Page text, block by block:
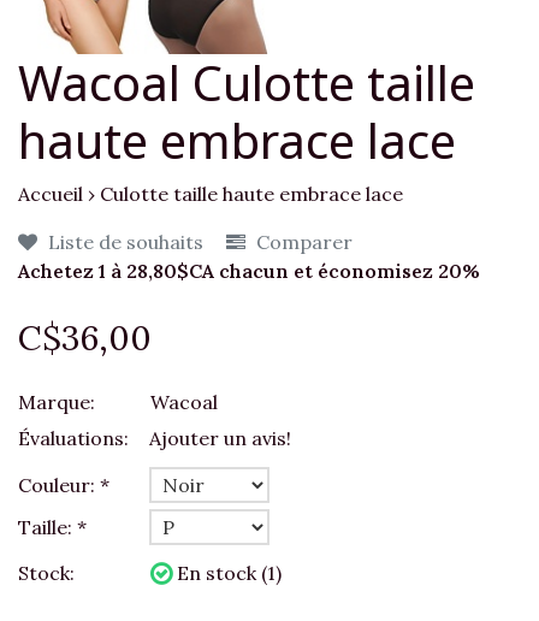
Wacoal Culotte taille
haute embrace lace
Accueil › Culotte taille haute embrace lace
Liste de souhaits
Comparer
Achetez 1 à 28,80$CA chacun et économisez 20%
C$36,00
Marque:
Wacoal
Évaluations:
Ajouter un avis!
Couleur: *
Taille: *
Stock:
En stock (1)